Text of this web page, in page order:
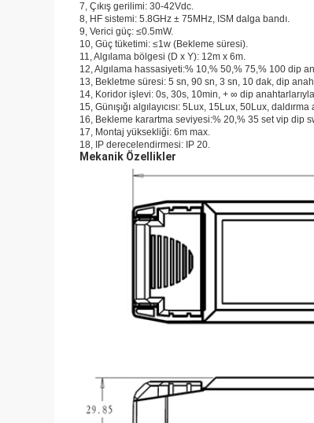
7, Çıkış gerilimi: 30-42Vdc.
8, HF sistemi: 5.8GHz ± 75MHz, ISM dalga bandı.
9, Verici güç: ≤0.5mW.
10, Güç tüketimi: ≤1w (Bekleme süresi).
11, Algılama bölgesi (D x Y): 12m x 6m.
12, Algılama hassasiyeti:% 10,% 50,% 75,% 100 dip
13, Bekletme süresi: 5 sn, 90 sn, 3 sn, 10 dak, dip
14, Koridor işlevi: 0s, 30s, 10min, + ∞ dip
15, Günışığı algılayıcısı: 5Lux, 15Lux, 50Lux,
16, Bekleme karartma seviyesi:% 20,% 35 set vip dip
17, Montaj yüksekliği: 6m max.
18, IP derecelendirmesi: IP 20.
Mekanik Özellikler